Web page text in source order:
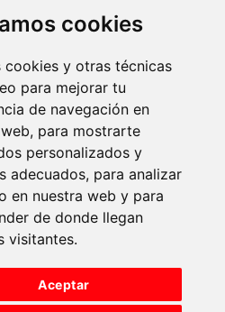
cookies
cookies y otras técnicas
para mejorar tu
de navegación en
para mostrarte
personalizados y
adecuados, para analizar
en nuestra web y para
de donde llegan
visitantes.
Aceptar